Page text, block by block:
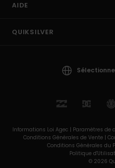
AIDE
QUIKSILVER
Informations Loi Agec | Paramètres de
Conditions Générales de Vente |
Conditions Générales du
Politique
© 2026